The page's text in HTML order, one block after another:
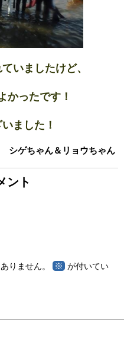
いましたけど、
かったです！
ました！
シゲちゃん＆リョウちゃん
ント
りません。 ※ が付いてい